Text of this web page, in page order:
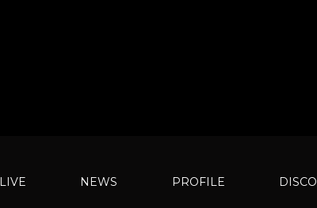
LIVE NEWS PROFILE DISCO